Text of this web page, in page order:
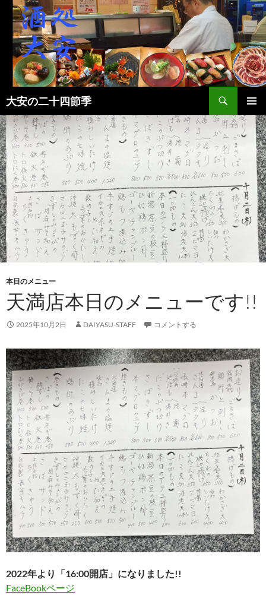
大安の二十四節季
検
索
メインメ
ニュー
ン
テ
ン
ツ
へ
ス
キ
ッ
プ
本日のメニュー
天満店本日のメニューです!!
2025年10月2日 DAIYASU-STAFF コメントする
2022年より「16:00開店」になりました!!
FaceBookページ